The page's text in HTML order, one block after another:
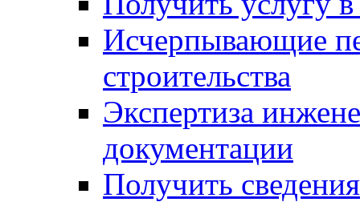
Исчерпывающие
строительства
Экспертиза
документации
Получить